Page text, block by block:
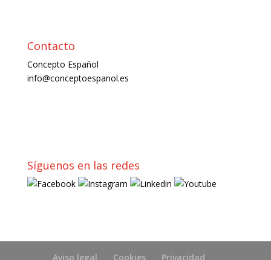
Contacto
Concepto Español
info@conceptoespanol.es
Síguenos en las redes
Aviso legal Cookies Privacidad